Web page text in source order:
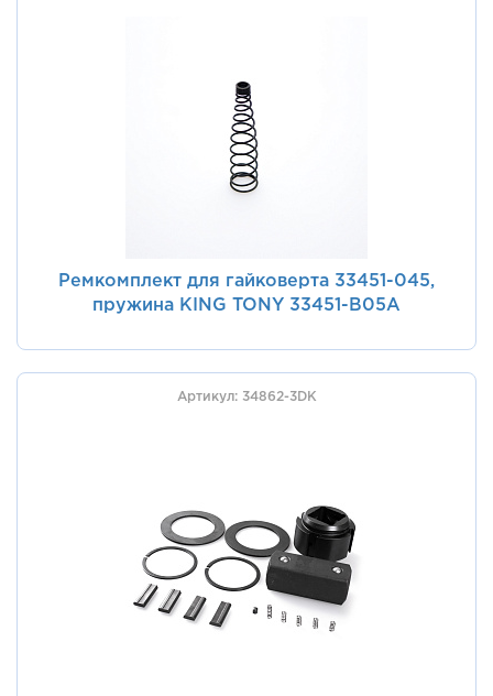
Ремкомплект для гайковерта 33451-045,
пружина KING TONY 33451-B05A
Артикул: 34862-3DK